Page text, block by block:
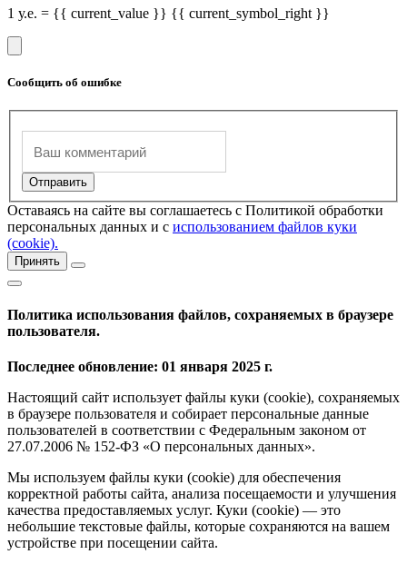
1 у.е. = {{ current_value }} {{ current_symbol_right }}
Сообщить об ошибке
Оставаясь на сайте вы соглашаетесь с Политикой обработки
персональных данных и с использованием файлов куки
(cookie).
Принять
Политика использования файлов, сохраняемых в браузере
пользователя.
Последнее обновление: 01 января 2025 г.
Настоящий сайт использует файлы куки (cookie), сохраняемых
в браузере пользователя и собирает персональные данные
пользователей в соответствии с Федеральным законом от
27.07.2006 № 152-ФЗ «О персональных данных».
Мы используем файлы куки (cookie) для обеспечения
корректной работы сайта, анализа посещаемости и улучшения
качества предоставляемых услуг. Куки (cookie) — это
небольшие текстовые файлы, которые сохраняются на вашем
устройстве при посещении сайта.